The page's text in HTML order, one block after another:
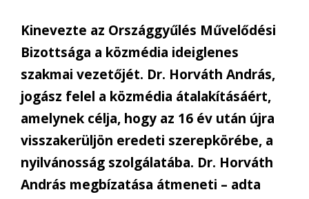
Kinevezte az Országgyűlés Művelődési
Bizottsága a közmédia ideiglenes
szakmai vezetőjét. Dr. Horváth András,
jogász felel a közmédia átalakításáért,
amelynek célja, hogy az 16 év után újra
visszakerüljön eredeti szerepkörébe, a
nyilvánosság szolgálatába. Dr. Horváth
András megbízatása átmeneti – adta